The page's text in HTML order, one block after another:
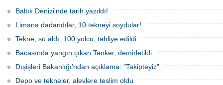
protesto gemisindeki 21 çevre aktivisti,
günlerdir gemiden çıkmalarına izin
verilmediğini ve temel haklarının ihlal
edildiğini öne sürdü. Mürettebatta iki
Britanyalı aktivist de bulunuyor.
Baltık Denizi'nde tarih yazıldı!
Limana dadandılar, 10 tekneyi soydular!
Tekne, su aldı: 100 yolcu, tahliye edildi
Bacasında yangın çıkan Tanker, demirletildi
Dışişleri Bakanlığı'ndan açıklama: "Takipteyiz"
Depo ve tekneler, alevlere teslim oldu